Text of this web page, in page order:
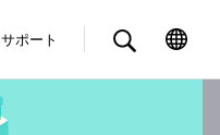
サポート